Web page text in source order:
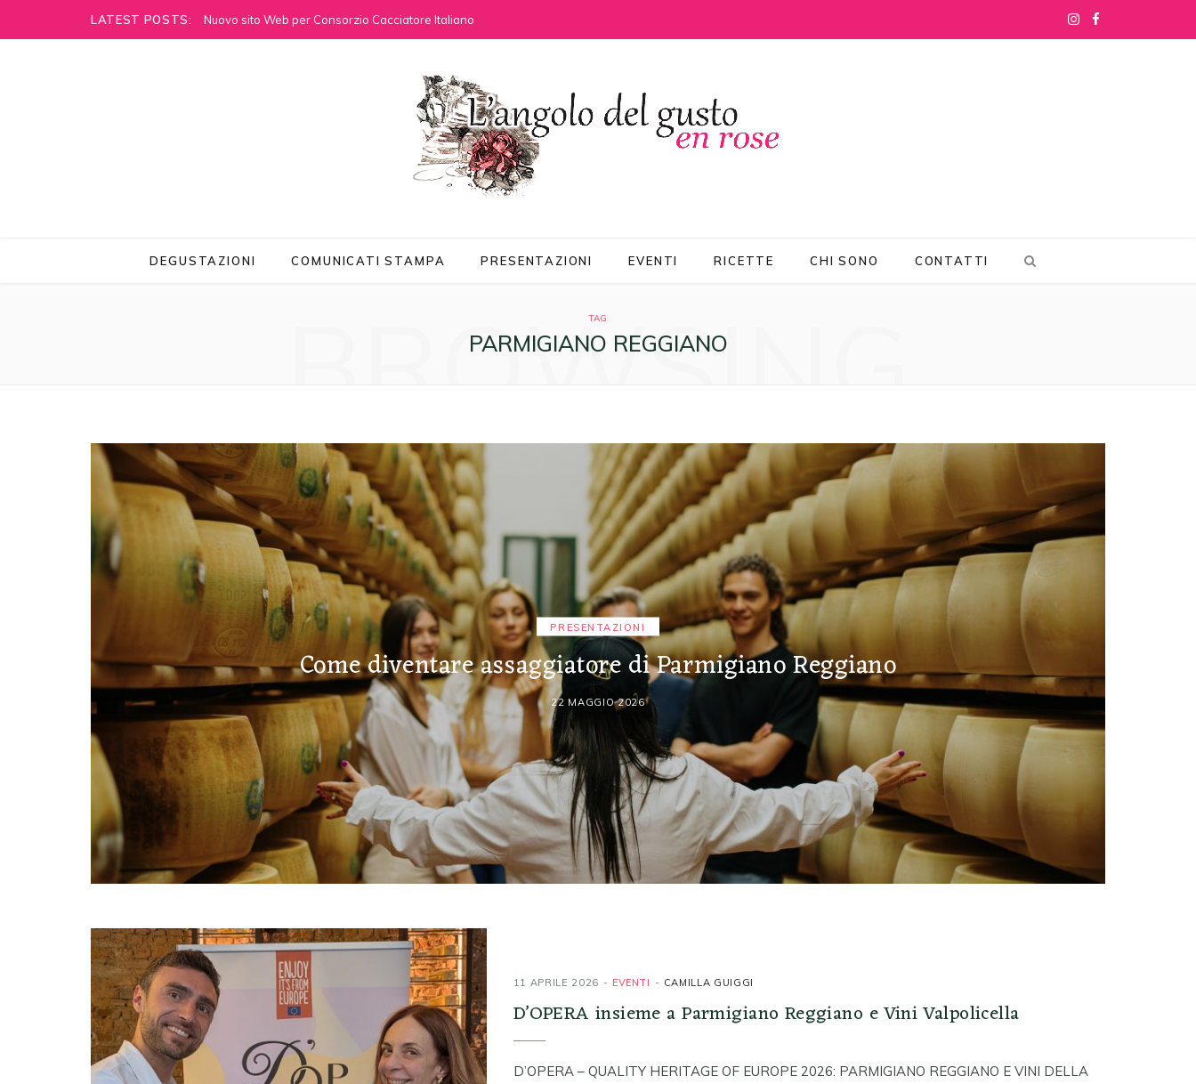
LATEST POSTS: Nuovo sito Web per Consorzio Cacciatore Italiano I
DEGUSTAZIONI COMUNICATI STAMPA PRESENTAZIONI EVENTI RICETTE CHI SONO CONTATTI
TAG
PARMIGIANO REGGIANO
BROWSING
PRESENTAZIONI
Come diventare assaggiatore di Parmigiano Reggiano
22 MAGGIO 2026
11 APRILE 2026 EVENTI CAMILLA GUIGGI
D’OPERA insieme a Parmigiano Reggiano e Vini Valpolicella
D’OPERA – QUALITY HERITAGE OF EUROPE 2026: PARMIGIANO REGGIANO E VINI DELLA